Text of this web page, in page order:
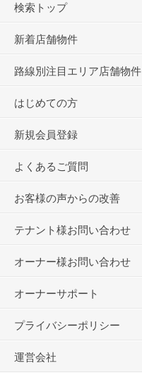
検索トップ
新着店舗物件
路線別注目エリア店舗物件
はじめての方
新規会員登録
よくあるご質問
お客様の声からの改善
テナント様お問い合わせ
オーナー様お問い合わせ
オーナーサポート
プライバシーポリシー
運営会社